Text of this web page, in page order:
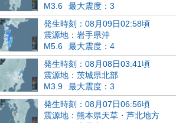
M3.6
最大震度：3
発生時刻：08月09日02:58頃
震源地：岩手県沖
M5.6
最大震度：4
発生時刻：08月08日03:41頃
震源地：茨城県北部
M3.9
最大震度：3
発生時刻：08月07日06:56頃
震源地：熊本県天草・芦北地方